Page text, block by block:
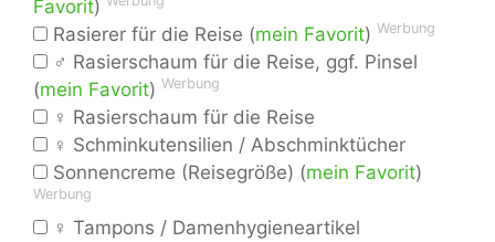
Favorit)
Rasierer für die Reise (mein Favorit) Werbung
♂ Rasierschaum für die Reise, ggf. Pinsel
(mein Favorit) Werbung
♀ Rasierschaum für die Reise
♀ Schminkutensilien / Abschminktücher
Sonnencreme (Reisegröße) (mein Favorit)
Werbung
♀ Tampons / Damenhygieneartikel